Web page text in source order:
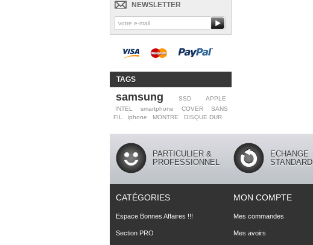
NEWSLETTER
TAGS
samsung SSD
APPLE
INTEL
smartphone COVER
SANS
FIL
iphone MONTRE DISQUE DUR
PARTICULIER &
PROFESSIONNEL
ECHANGE
STANDARD
CATÉGORIES
Espace Bonnes Affaires !!!
Section PRO
MON COMPTE
Mes commandes
Mes avoirs